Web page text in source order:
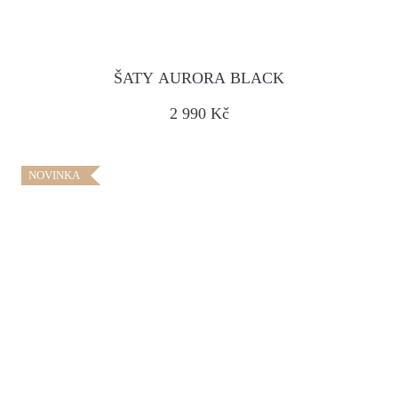
ŠATY AURORA BLACK
2 990 Kč
NOVINKA